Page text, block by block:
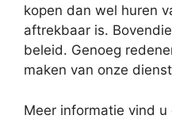
kopen dan wel huren
aftrekbaar is.
beleid. Genoeg
maken van onze
Meer informatie vind